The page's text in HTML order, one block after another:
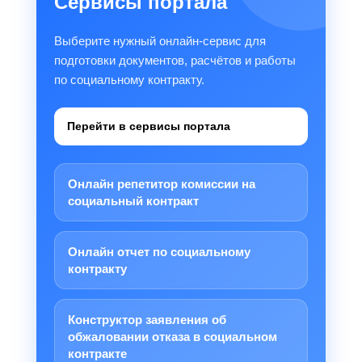
Выберите нужный онлайн-сервис для
подготовки документов, расчётов и работы
по социальному контракту.
Перейти в сервисы портала
Онлайн репетитор комиссии на
социальный контракт
Онлайн отчет по социальному
контракту
Конструктор заявления об
обжаловании отказа в социальном
контракте